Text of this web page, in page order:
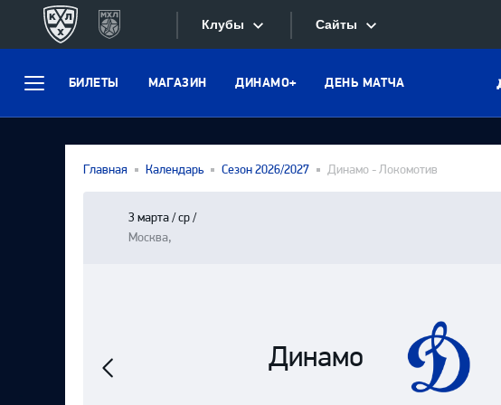
Клубы
Конференция «Запад»
Динамо Мн
Дивизион
Сайты
Видеотрансляции
Приложение КХЛ
БИЛЕТЫ МАГАЗИН ДИНАМО+ ДЕНЬ МАТЧА
Главная Календарь Сезон 2026/2027 Динамо - Локомотив
3 марта / ср /
Москва,
Динамо
матч